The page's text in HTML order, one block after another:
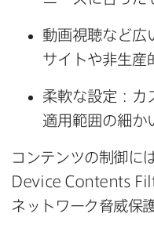
動画視聴など​広
サイトや​非生産
柔軟な​設定：カ
適用範囲の​細か
コンテンツの​制御には
Device Contents
ネットワーク脅威保